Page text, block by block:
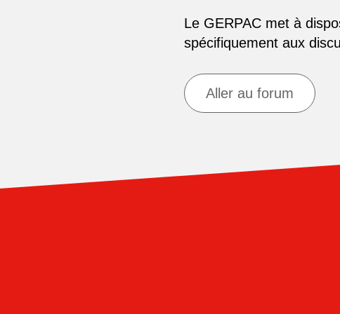
Le GERPAC met à
spécifiquement aux
Aller au forum